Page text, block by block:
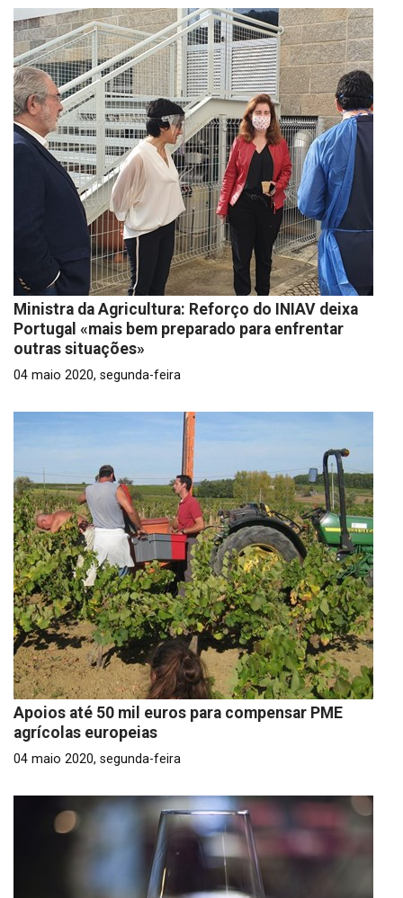
Ministra da Agricultura: Reforço do INIAV deixa
Portugal «mais bem preparado para enfrentar
outras situações»
04 maio 2020, segunda-feira
Apoios até 50 mil euros para compensar PME
agrícolas europeias
04 maio 2020, segunda-feira